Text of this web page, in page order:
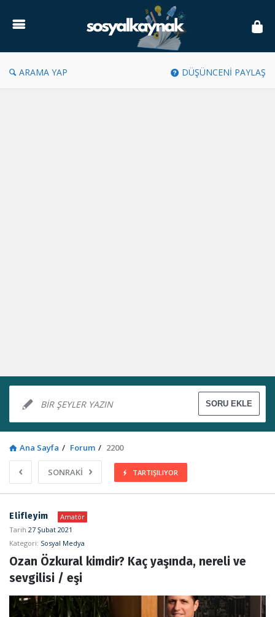
Kaynak
ARAMA YAP DÜŞÜNCENİ PAYLAŞ
Ana Sayfa / Forum / 2200
SONRAKİ TARTIŞILIYOR
Sosyal
Kaynak
Latest
Forum
Elifleyim
Amatör
Tarih 27 Şubat 2021
Kategori: Sosyal Medya
Ozan Özkural kimdir? Kaç yaşında, nereli ve
sevgilisi / eşi